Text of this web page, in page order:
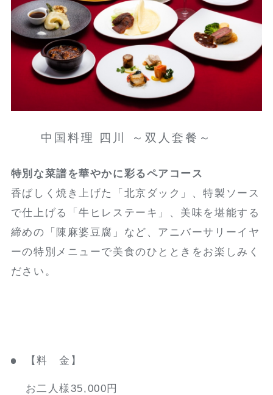
中国料理 四川 ～双人套餐～
特別な菜譜を華やかに彩るペアコース
香ばしく焼き上げた「北京ダック」、特製ソース
で仕上げる「牛ヒレステーキ」、美味を堪能する
締めの「陳麻婆豆腐」など、アニバーサリーイヤ
ーの特別メニューで美食のひとときをお楽しみく
ださい。
【料 金】
お二人様35,000円